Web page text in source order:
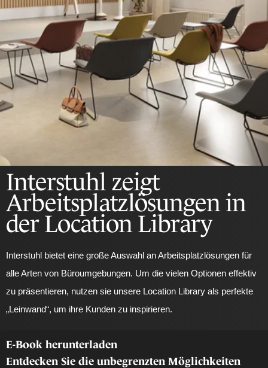
Interstuhl zeigt
Arbeitsplatzlösungen in
der Location Library
Interstuhl bietet eine große Auswahl an Arbeitsplatzlösungen für
alle Arten von Büroumgebungen. Um die vielen Optionen effektiv
zu präsentieren, nutzen sie unsere Location Library als perfekte
„Leinwand“, um ihre Kunden zu inspirieren.
E-Book herunterladen
Entdecken Sie die unbegrenzten Möglichkeiten